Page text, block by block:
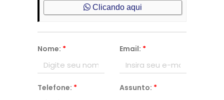
Clicando aqui
Nome: * Email: *
Telefone: * Assunto: *